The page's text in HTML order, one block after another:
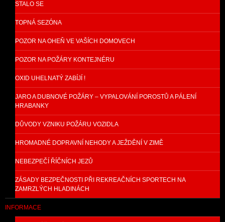
STALO SE
TOPNÁ SEZÓNA
POZOR NA OHEŇ VE VAŠÍCH DOMOVECH
POZOR NA POŽÁRY KONTEJNÉRU
OXID UHELNATÝ ZABÍJÍ !
JARO A DUBNOVÉ POŽÁRY – VYPALOVÁNÍ POROSTŮ A PÁLENÍ
HRABANKY
DŮVODY VZNIKU POŽÁRU VOZIDLA
HROMADNÉ DOPRAVNÍ NEHODY A JEŽDĚNÍ V ZIMĚ
NEBEZPEČÍ ŘÍČNÍCH JEZŮ
ZÁSADY BEZPEČNOSTI PŘI REKREAČNÍCH SPORTECH NA
ZAMRZLÝCH HLADINÁCH
INFORMACE